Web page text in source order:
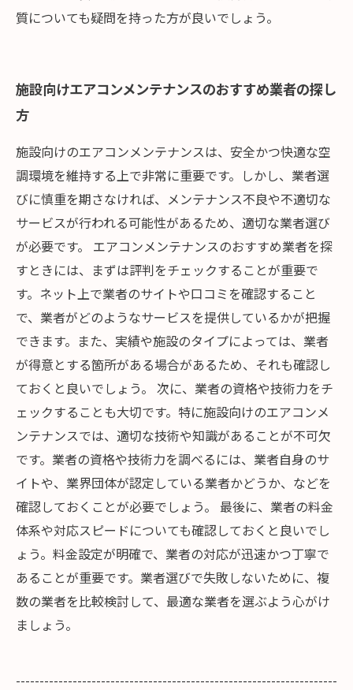
質についても疑問を持った方が良いでしょう。
施設向けエアコンメンテナンスのおすすめ業者の探し
方
施設向けのエアコンメンテナンスは、安全かつ快適な空
調環境を維持する上で非常に重要です。しかし、業者選
びに慎重を期さなければ、メンテナンス不良や不適切な
サービスが行われる可能性があるため、適切な業者選び
が必要です。 エアコンメンテナンスのおすすめ業者を探
すときには、まずは評判をチェックすることが重要で
す。ネット上で業者のサイトや口コミを確認すること
で、業者がどのようなサービスを提供しているかが把握
できます。また、実績や施設のタイプによっては、業者
が得意とする箇所がある場合があるため、それも確認し
ておくと良いでしょう。 次に、業者の資格や技術力をチ
ェックすることも大切です。特に施設向けのエアコンメ
ンテナンスでは、適切な技術や知識があることが不可欠
です。業者の資格や技術力を調べるには、業者自身のサ
イトや、業界団体が認定している業者かどうか、などを
確認しておくことが必要でしょう。 最後に、業者の料金
体系や対応スピードについても確認しておくと良いでし
ょう。料金設定が明確で、業者の対応が迅速かつ丁寧で
あることが重要です。業者選びで失敗しないために、複
数の業者を比較検討して、最適な業者を選ぶよう心がけ
ましょう。
--------------------------------------------------------------------